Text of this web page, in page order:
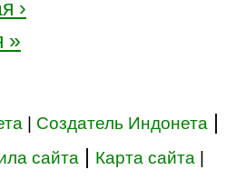
›
»
Создатель Индонета |
сайта | Карта сайта